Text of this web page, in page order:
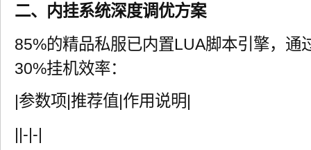
二、内挂系统深度调优方案
85%的精品私服已内置LUA脚本引擎，通
30%挂机效率：
|参数项|推荐值|作用说明|
||-|-|